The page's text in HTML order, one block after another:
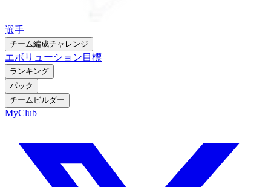
選手
チーム編成チャレンジ
エボリューション 目標
ランキング
パック
チームビルダー
MyClub